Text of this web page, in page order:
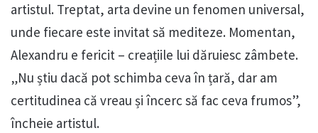
artistul. Treptat, arta devine un fenomen universal,
unde fiecare este invitat să mediteze. Momentan,
Alexandru e fericit – creațiile lui dăruiesc zâmbete.
„Nu știu dacă pot schimba ceva în țară, dar am
certitudinea că vreau și încerc să fac ceva frumos”,
încheie artistul.